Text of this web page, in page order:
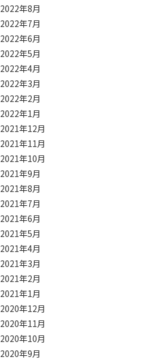
2022年8月
2022年7月
2022年6月
2022年5月
2022年4月
2022年3月
2022年2月
2022年1月
2021年12月
2021年11月
2021年10月
2021年9月
2021年8月
2021年7月
2021年6月
2021年5月
2021年4月
2021年3月
2021年2月
2021年1月
2020年12月
2020年11月
2020年10月
2020年9月